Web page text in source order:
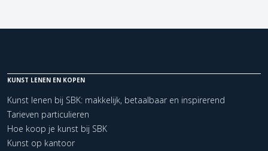
KUNST LENEN EN KOPEN
Kunst lenen bij SBK: makkelijk, betaalbaar en inspirerend
Tarieven particulieren
Hoe koop je kunst bij SBK
Kunst op kantoor